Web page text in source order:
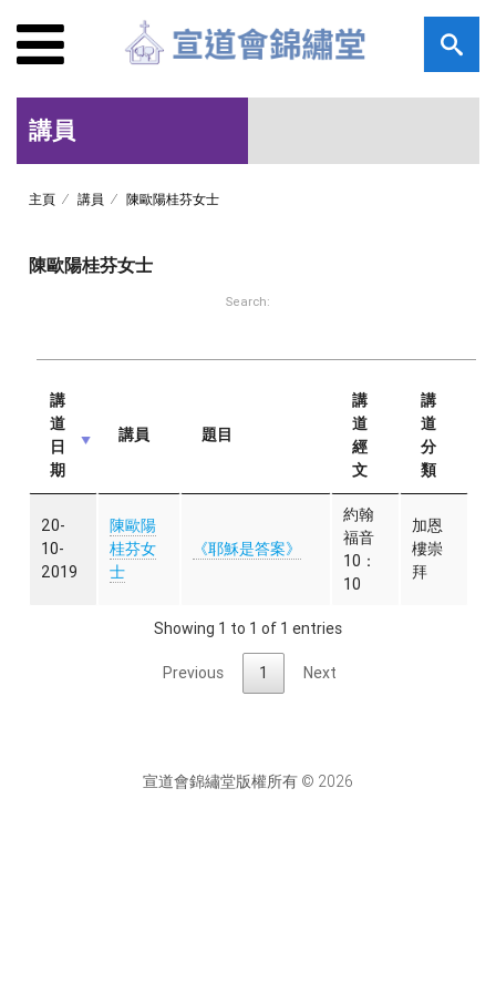
講員
主頁 講員 陳歐陽桂芬女士
陳歐陽桂芬女士
Search:
講
道
日
期
講員 題目
講
道
經
文
講
道
分
類
20-
10-
2019
陳歐陽
桂芬女
士
《耶穌是答案》
約翰
福音
10：
10
加恩
樓崇
拜
Showing 1 to 1 of 1 entries
Previous 1 Next
宣道會錦繡堂版權所有 © 2026